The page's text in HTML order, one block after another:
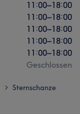
11:00–18:00
11:00–18:00
11:00–18:00
11:00–18:00
11:00–18:00
Geschlossen
> Sternschanze